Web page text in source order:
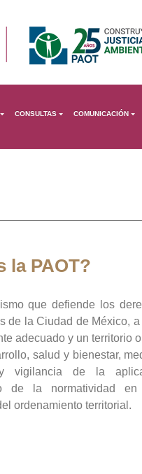
CONSULTAS COMUNICACIÓN
la PAOT?
que defiende los
de la Ciudad de México, a
adecuado y un territorio
salud y bienestar,
y vigilancia de la
de la normatividad en
ordenamiento territorial.